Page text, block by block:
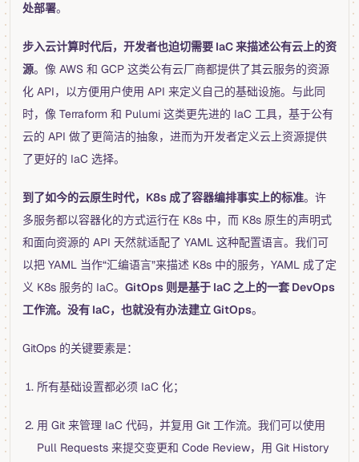
处部署。
步入云计算时代后，开发者也迫切需要 IaC 来描述公有云上的资
源。像 AWS 和 GCP 这类公有云厂商都提供了其云服务的资源
化 API，以方便用户使用 API 来定义自己的基础设施。与此同
时，像 Terraform 和 Pulumi 这类更先进的 IaC 工具，基于公有
云的 API 做了更简洁的抽象，进而为开发者定义云上资源提供
了更好的 IaC 选择。
到了如今的云原生时代，K8s 成了容器编排事实上的标准。许
多服务都以容器化的方式运行在 K8s 中，而 K8s 原生的声明式
和面向资源的 API 天然就适配了 YAML 这种配置语言。我们可
以把 YAML 当作“汇编语言”来描述 K8s 中的服务，YAML 成了定
义 K8s 服务的 IaC。 GitOps 则是基于 IaC 之上的一套 DevOps
工作流。没有 IaC，也就没有办法建立 GitOps。
GitOps 的关键要素是：
所有基础设置都必须 IaC 化；
用 Git 来管理 IaC 代码，并复用 Git 工作流。我们可以使用
Pull Requests 来提交变更和 Code Review，用 Git History